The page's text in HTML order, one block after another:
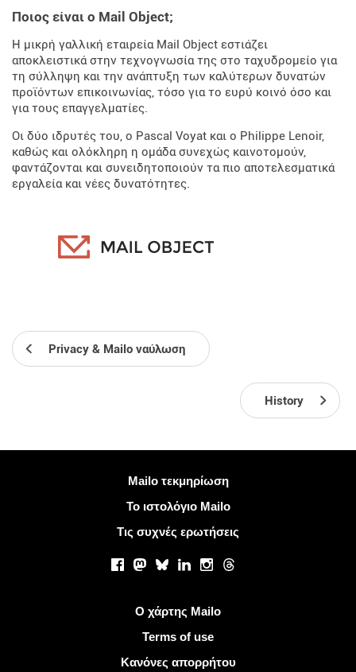
Ποιος είναι ο Mail Object;
Η μικρή γαλλική εταιρεία Mail Object εστιάζει
αποκλειστικά στην τεχνογνωσία της στο ταχυδρομείο για
τη σύλληψη και την ανάπτυξη των καλύτερων δυνατών
προϊόντων επικοινωνίας, τόσο για το ευρύ κοινό όσο και
για τους επαγγελματίες.
Οι δύο ιδρυτές του, ο Pascal Voyat και ο Philippe Lenoir,
καθώς και ολόκληρη η ομάδα συνεχώς καινοτομούν,
φαντάζονται και συνειδητοποιούν τα πιο αποτελεσματικά
εργαλεία και νέες δυνατότητες.
Privacy & Mailo ναύλωση
History
Περισσότερες πληροφορίεςMailo τεκμηρίωση
Το ιστολόγιο Mailo
Τις συχνές ερωτήσεις
Facebook
Mastodon
BlueskyLinkedInInstagram
Threads
Ο χάρτης Mailo
Terms of use
Κανόνες απορρήτου